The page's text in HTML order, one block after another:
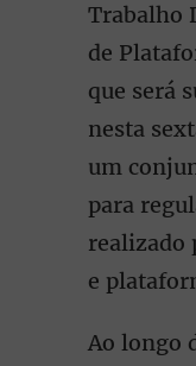
Trabalho
de
que será
nesta
um
para
realizado
e
Ao longo